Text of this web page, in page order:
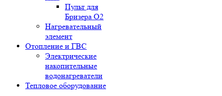
Пульт для
Бризера O2
Нагревательный
элемент
Отопление и ГВС
Электрические
накопительные
водонагреватели
Тепловое оборудование